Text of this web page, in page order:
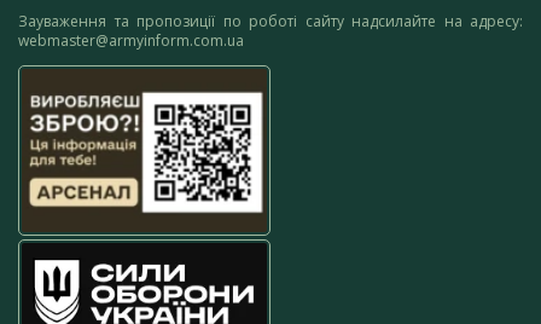
Зауваження та пропозиції по роботі сайту надсилайте на адресу:
webmaster@armyinform.com.ua